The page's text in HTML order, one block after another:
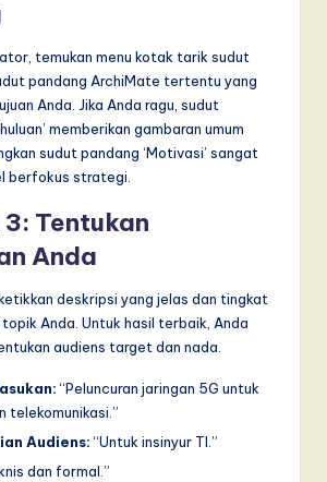
temukan menu kotak tarik sudut
pandang ArchiMate tertentu yang
Anda. Jika Anda ragu, sudut
memberikan gambaran umum
sudut pandang ‘Motivasi’ sangat
berfokus strategi.
Tentukan
Anda
deskripsi yang jelas dan tingkat
Anda. Untuk hasil terbaik, Anda
audiens target dan nada.
“Peluncuran jaringan 5G untuk
telekomunikasi.”
Audiens:“Untuk insinyur TI.”
dan formal.”